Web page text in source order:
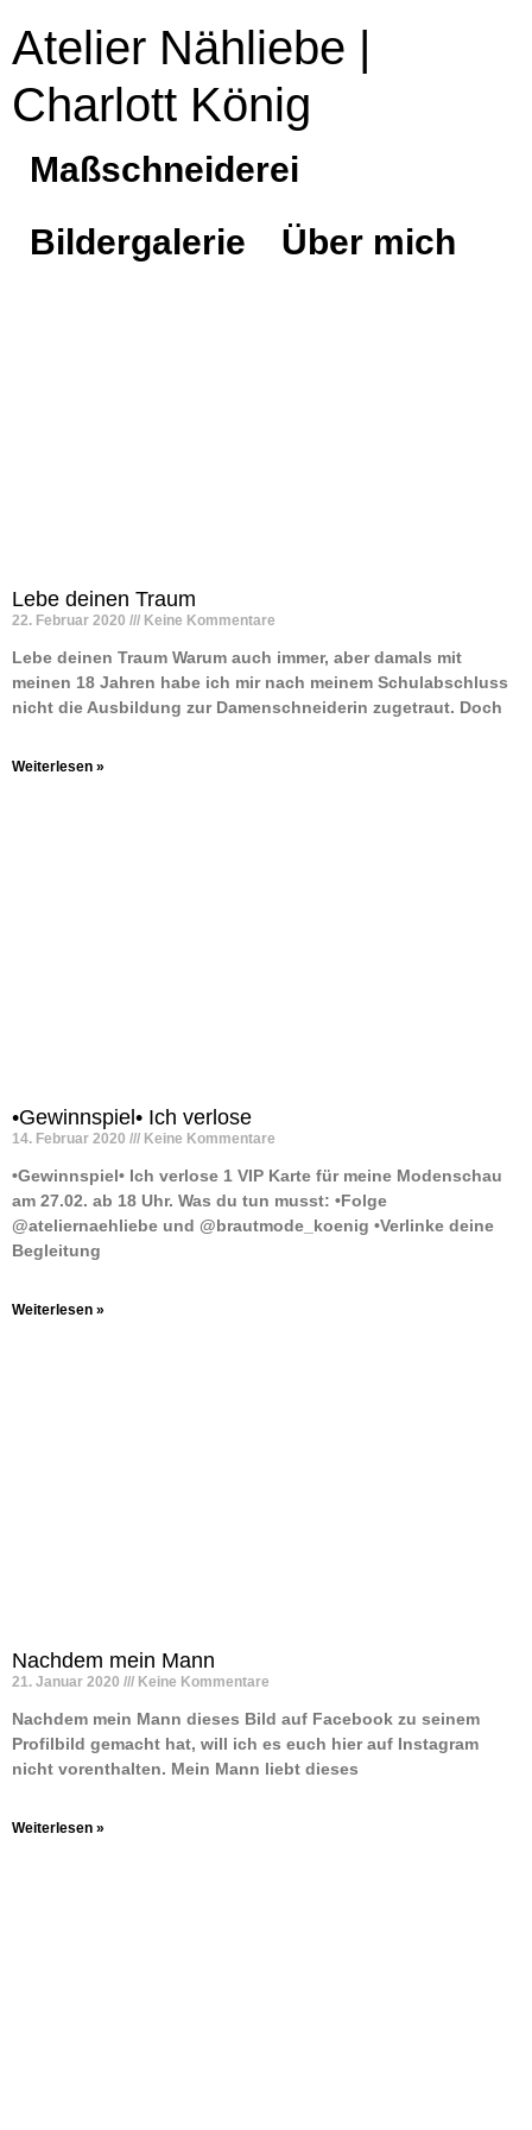
Atelier Nähliebe |
Charlott König
Maßschneiderei
Bildergalerie
Über mich
Lebe deinen Traum
22. Februar 2020 Keine Kommentare
Lebe deinen Traum Warum auch immer, aber damals mit
meinen 18 Jahren habe ich mir nach meinem Schulabschluss
nicht die Ausbildung zur Damenschneiderin zugetraut. Doch
Weiterlesen »
•Gewinnspiel• Ich verlose
14. Februar 2020 Keine Kommentare
•Gewinnspiel• Ich verlose 1 VIP Karte für meine Modenschau
am 27.02. ab 18 Uhr. Was du tun musst: •Folge
@ateliernaehliebe und @brautmode_koenig •Verlinke deine
Begleitung
Weiterlesen »
Nachdem mein Mann
21. Januar 2020 Keine Kommentare
Nachdem mein Mann dieses Bild auf Facebook zu seinem
Profilbild gemacht hat, will ich es euch hier auf Instagram
nicht vorenthalten. Mein Mann liebt dieses
Weiterlesen »